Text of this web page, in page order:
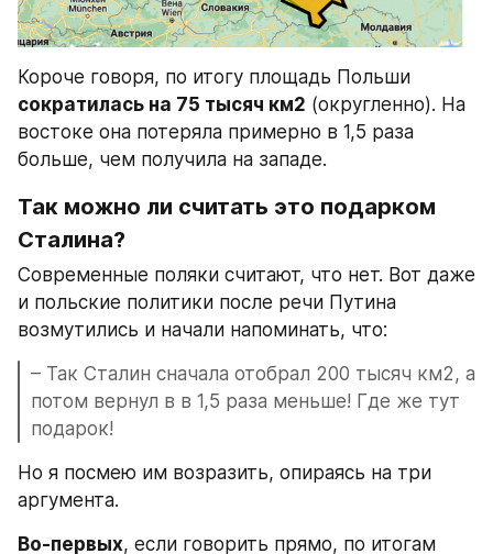
сократилась на 75 тысяч км2 (округленно). На
востоке она потеряла примерно в 1,5 раза
больше, чем получила на западе.
Так можно ли считать это подарком
Сталина?
Современные поляки считают, что нет. Вот даже
и польские политики после речи Путина
возмутились и начали напоминать, что:
– Так Сталин сначала отобрал 200 тысяч км2, а
потом вернул в в 1,5 раза меньше! Где же тут
подарок!
Но я посмею им возразить, опираясь на три
аргумента.
Во-первых, если говорить прямо, по итогам